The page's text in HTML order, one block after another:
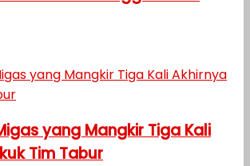
yang Mangkir Tiga Kali
Tim Tabur